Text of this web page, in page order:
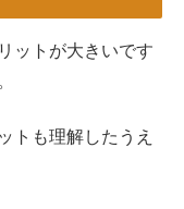
ットが大きいです
トも理解したうえ